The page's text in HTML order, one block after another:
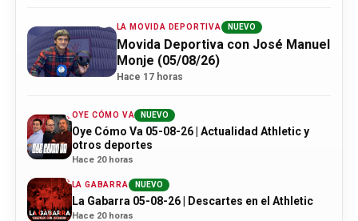
LA MOVIDA DEPORTIVA NUEVO
Movida Deportiva con José Manuel
Monje (05/08/26)
Hace 17 horas
OYE CÓMO VA NUEVO
Oye Cómo Va 05-08-26 | Actualidad Athletic y
otros deportes
Hace 20 horas
LA GABARRA NUEVO
La Gabarra 05-08-26 | Descartes en el Athletic
Hace 20 horas